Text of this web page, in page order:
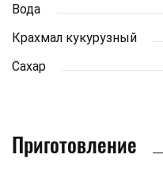
Вода
Крахмал кукурузный
Сахар
Приготовление